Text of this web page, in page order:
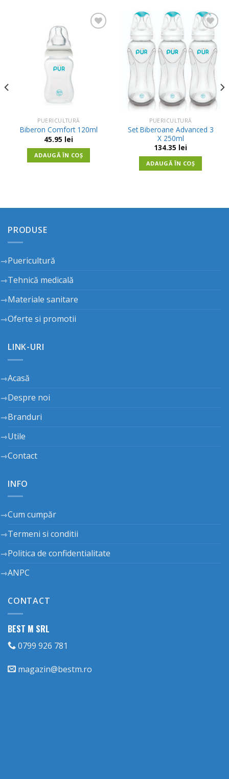
PUERICULTURĂ
Biberon Comfort 120ml
45.95 lei
ADAUGĂ ÎN COȘ
Adauga
in
Wishlist
PUERICULTURĂ
Set Biberoane Advanced 3
X 250ml
134.35 lei
ADAUGĂ ÎN COȘ
PRODUSE
Puericultură
Tehnică medicală
Materiale sanitare
Oferte si promotii
LINK-URI
Acasă
Despre noi
Branduri
Utile
Contact
INFO
Cum cumpăr
Termeni si conditii
Politica de confidentialitate
ANPC
CONTACT
BEST M SRL
0799 926 781
magazin@bestm.ro